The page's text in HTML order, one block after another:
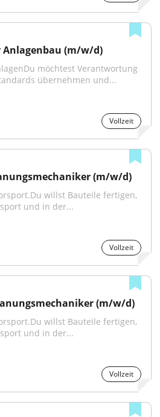
(m/w/d)
möchtest Verantwortung
übernehmen und...
Vollzeit
(m/w/d)
willst Bauteile fertigen,
und in der...
Vollzeit
(m/w/d)
willst Bauteile fertigen,
und in der...
Vollzeit